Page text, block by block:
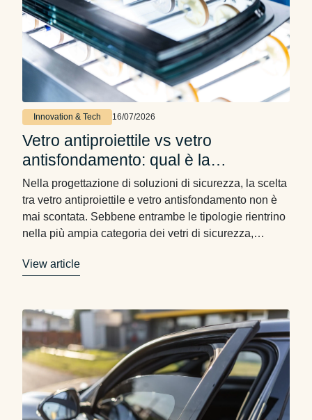
Innovation & Tech 16/07/2026
Vetro antiproiettile vs vetro
antisfondamento: qual è la
differenza?
Nella progettazione di soluzioni di sicurezza, la scelta
tra vetro antiproiettile e vetro antisfondamento non è
mai scontata. Sebbene entrambe le tipologie rientrino
nella più ampia categoria dei vetri di sicurezza,
diverse. Comprendere le differenze tecniche e
View article